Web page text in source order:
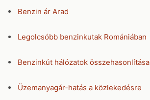
Benzin ár Arad
Legolcsóbb benzinkutak Romániában
Benzinkút hálózatok összehasonlítása
Üzemanyagár-hatás a közlekedésre